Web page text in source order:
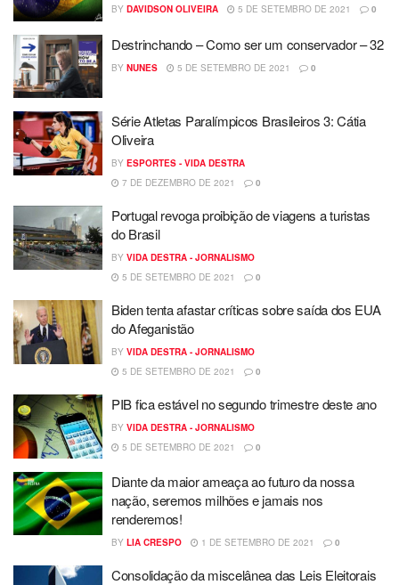
BY DAVIDSON OLIVEIRA 5 DE SETEMBRO DE 2021 0
Destrinchando – Como ser um conservador – 32
BY NUNES 5 DE SETEMBRO DE 2021 0
Série Atletas Paralímpicos Brasileiros 3: Cátia
Oliveira
BY ESPORTES - VIDA DESTRA
7 DE DEZEMBRO DE 2021
0
Portugal revoga proibição de viagens a turistas
do Brasil
BY VIDA DESTRA - JORNALISMO
5 DE SETEMBRO DE 2021
0
Biden tenta afastar críticas sobre saída dos EUA
do Afeganistão
BY VIDA DESTRA - JORNALISMO
5 DE SETEMBRO DE 2021
0
PIB fica estável no segundo trimestre deste ano
BY VIDA DESTRA - JORNALISMO
5 DE SETEMBRO DE 2021
0
Diante da maior ameaça ao futuro da nossa
nação, seremos milhões e jamais nos
renderemos!
BY LIA CRESPO 1 DE SETEMBRO DE 2021 0
Consolidação da miscelânea das Leis Eleitorais